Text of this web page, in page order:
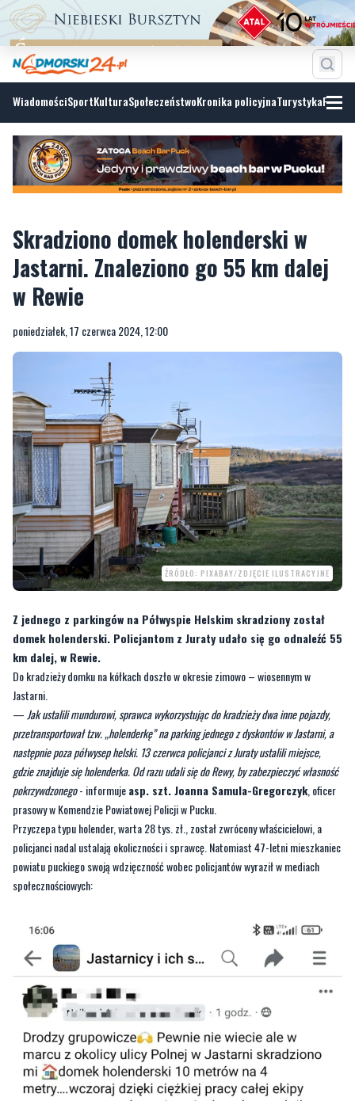
WiadomościSportKulturaSpołeczeństwoKronika policyjnaTurystyka
Skradziono domek holenderski w
Jastarni. Znaleziono go 55 km dalej
w Rewie
poniedziałek, 17 czerwca 2024, 12:00
ŹRÓDŁO: PIXABAY/ZDJĘCIE ILUSTRACYJNE
Z jednego z parkingów na Półwyspie Helskim skradziony został
domek holenderski. Policjantom z Juraty udało się go odnaleźć 55
km dalej, w Rewie.
Do kradzieży domku na kółkach doszło w okresie zimowo – wiosennym w
Jastarni.
—Jak ustalili mundurowi, sprawca wykorzystując do kradzieży dwa inne pojazdy,
przetransportował tzw. „holenderkę” na parking jednego z dyskontów w Jastarni, a
następnie poza półwysep helski. 13 czerwca policjanci z Juraty ustalili miejsce,
gdzie znajduje się holenderka. Od razu udali się do Rewy, by zabezpieczyć własność
pokrzywdzonego- informujeasp. szt. Joanna Samula-Gregorczyk, oficer
prasowy w Komendzie Powiatowej Policji w Pucku.
Przyczepa typu holender, warta 28 tys. zł., został zwrócony właścicielowi, a
policjanci nadal ustalają okoliczności i sprawcę. Natomiast 47-letni mieszkaniec
powiatu puckiego swoją wdzięczność wobec policjantów wyraził w mediach
społecznościowych: